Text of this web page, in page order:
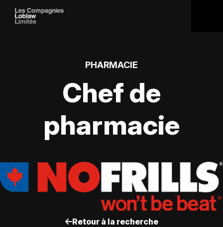
PHARMACIE
Chef de
pharmacie
Retour à la recherche